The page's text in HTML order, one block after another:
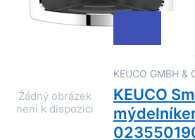
KEUCO GMBH &
KEUCO